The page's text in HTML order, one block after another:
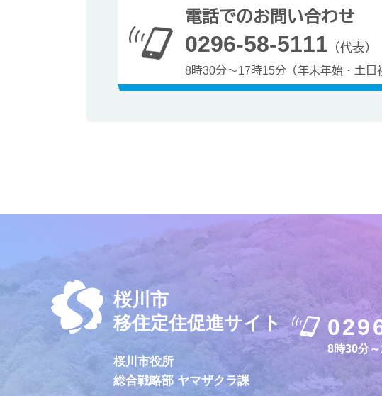
電話でのお問い合わせ
0296-58-5111 （代表）
8時30分～17時15分（年末年始・土日
桜川市
移住定住促進サイト
桜川市役所
総合戦略部 ヤマザクラ課
8時30分